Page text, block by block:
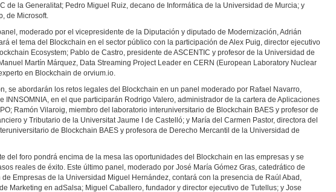
de la Generalitat; Pedro Miguel Ruiz, decano de Informática de la Universidad de Murcia; y
de Microsoft.
moderado por el vicepresidente de la Diputación y diputado de Modernización, Adrián
el tema del Blockchain en el sector público con la participación de Alex Puig, director ejecutivo
Ecosystem; Pablo de Castro, presidente de ASCENTIC y profesor de la Universidad de
Martín Márquez, Data Streaming Project Leader en CERN (European Laboratory Nuclear
en Blockchain de orvium.io.
se abordarán los retos legales del Blockchain en un panel moderado por Rafael Navarro,
INNSOMNIA, en el que participarán Rodrigo Valero, administrador de la cartera de Aplicaciones
Ramón Vilaroig, miembro del laboratorio interuniversitario de Blockchain BAES y profesor de
y Tributario de la Universitat Jaume I de Castelló; y María del Carmen Pastor, directora del
de Blockchain BAES y profesora de Derecho Mercantil de la Universidad de
del foro pondrá encima de la mesa las oportunidades del Blockchain en las empresas y se
reales de éxito. Este último panel, moderado por José María Gómez Gras, catedrático de
de Empresas de la Universidad Miguel Hernández, contará con la presencia de Raúl Abad,
Marketing en adSalsa; Miguel Caballero, fundador y director ejecutivo de Tutellus; y Jose